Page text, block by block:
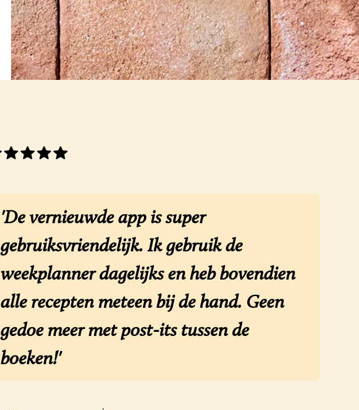
'De vernieuwde app is super
gebruiksvriendelijk. Ik gebruik de
weekplanner dagelijks en heb bovendien
alle recepten meteen bij de hand. Geen
gedoe meer met post-its tussen de
boeken!'